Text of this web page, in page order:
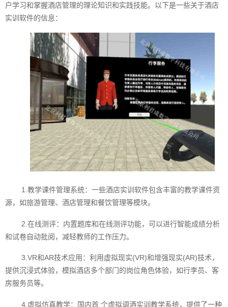
户学习和掌握酒店管理的理论知识和实践技能。以下是一些关于酒店
实训软件的信息：
1.教学课件管理系统：一些酒店实训软件包含丰富的教学课件资
源，如旅游管理、酒店管理和餐饮管理等模块。
2.在线测评：内置题库和在线测评功能，可以进行智能成绩分析
和试卷自动批阅，减轻教师的工作压力。
3.VR和AR技术应用：利用虚拟现实(VR)和增强现实(AR)技术，
提供沉浸式体验，模拟酒店多个部门的岗位角色体验，如行李员、客
房服务员等。
4.虚拟仿真教学：国内首 个虚拟调酒实训教学系统，提供了一种